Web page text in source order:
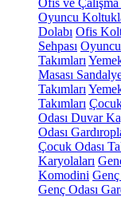
Ofis ve
Oyuncu
Dolabı Ofis
Sehpası Oyuncu
Takımları
Masası
Takımları
Takımları
Odası Duvar
Odası
Çocuk Odası
Karyolaları
Komodini
Genç Odası